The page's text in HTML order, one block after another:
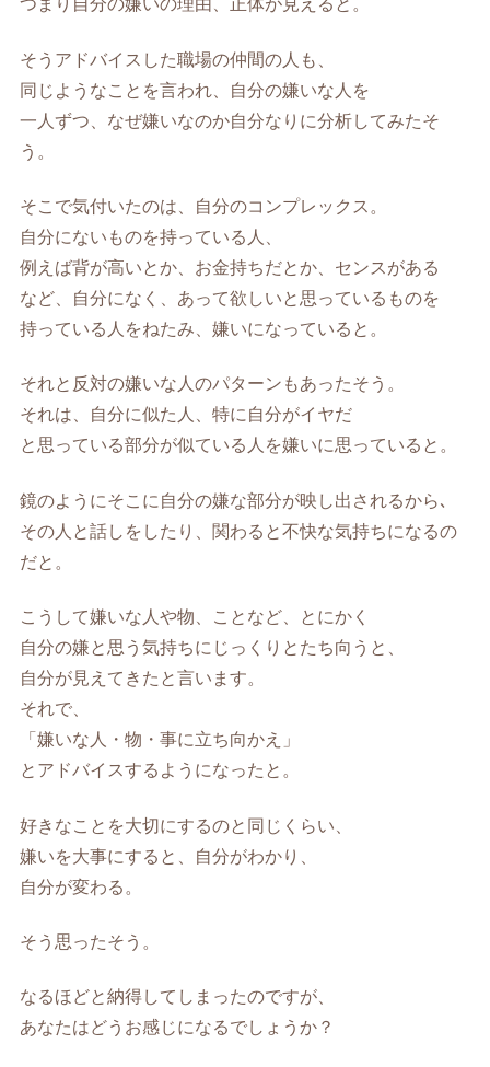
つまり自分の嫌いの理由、正体が見えると。
そうアドバイスした職場の仲間の人も、
同じようなことを言われ、自分の嫌いな人を
一人ずつ、なぜ嫌いなのか自分なりに分析してみたそ
う。
そこで気付いたのは、自分のコンプレックス。
自分にないものを持っている人、
例えば背が高いとか、お金持ちだとか、センスがある
など、自分になく、あって欲しいと思っているものを
持っている人をねたみ、嫌いになっていると。
それと反対の嫌いな人のパターンもあったそう。
それは、自分に似た人、特に自分がイヤだ
と思っている部分が似ている人を嫌いに思っていると。
鏡のようにそこに自分の嫌な部分が映し出されるから､
その人と話しをしたり、関わると不快な気持ちになるの
だと。
こうして嫌いな人や物、ことなど、とにかく
自分の嫌と思う気持ちにじっくりとたち向うと、
自分が見えてきたと言います。
それで、
「嫌いな人・物・事に立ち向かえ」
とアドバイスするようになったと。
好きなことを大切にするのと同じくらい、
嫌いを大事にすると、自分がわかり、
自分が変わる。
そう思ったそう。
なるほどと納得してしまったのですが、
あなたはどうお感じになるでしょうか？